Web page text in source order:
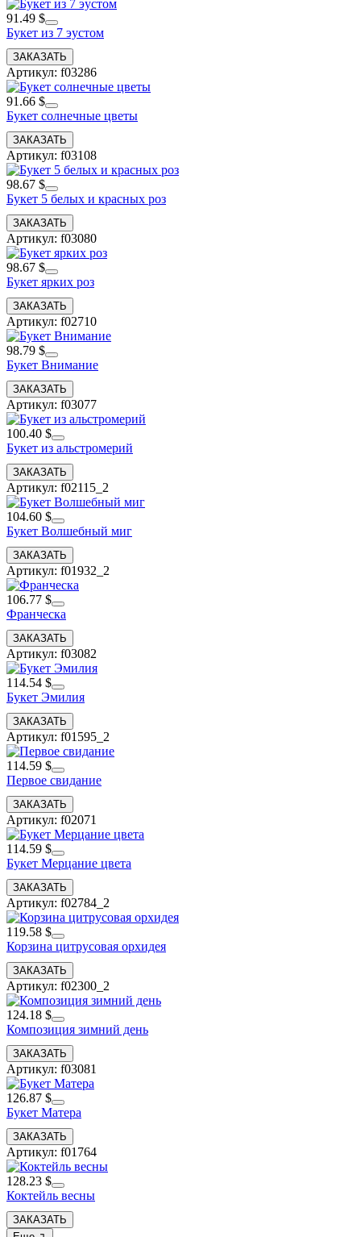
91.49 $
Букет из 7 эустом
Артикул: f03286
91.66 $
Букет солнечные цветы
Артикул: f03108
98.67 $
Букет 5 белых и красных роз
Артикул: f03080
98.67 $
Букет ярких роз
Артикул: f02710
98.79 $
Букет Внимание
Артикул: f03077
100.40 $
Букет из альстромерий
Артикул: f02115_2
104.60 $
Букет Волшебный миг
Артикул: f01932_2
106.77 $
Франческа
Артикул: f03082
114.54 $
Букет Эмилия
Артикул: f01595_2
114.59 $
Первое свидание
Артикул: f02071
114.59 $
Букет Мерцание цвета
Артикул: f02784_2
119.58 $
Корзина цитрусовая орхидея
Артикул: f02300_2
124.18 $
Композиция зимний день
Артикул: f03081
126.87 $
Букет Матера
Артикул: f01764
128.23 $
Коктейль весны